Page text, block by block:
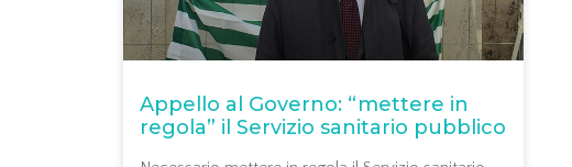
Appello al Governo: “mettere in
regola” il Servizio sanitario pubblico